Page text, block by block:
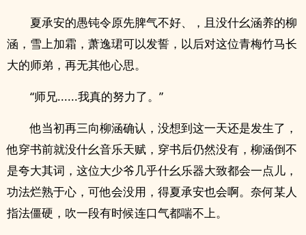
夏承安的愚钝令原先脾气不好、，且没什幺涵养的柳
涵，雪上加霜，萧逸珺可以发誓，以后对这位青梅竹马长
大的师弟，再无其他心思。
“师兄......我真的努力了。”
他当初再三向柳涵确认，没想到这一天还是发生了，
他穿书前就没什幺音乐天赋，穿书后仍然没有，柳涵倒不
是夸大其词，这位大少爷几乎什幺乐器大致都会一点儿，
功法烂熟于心，可他会没用，得夏承安也会啊。奈何某人
指法僵硬，吹一段有时候连口气都喘不上。